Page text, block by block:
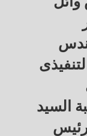
السيد
رئيس